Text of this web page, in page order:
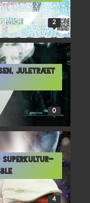
2
juletræet
0
Superkultur-
4